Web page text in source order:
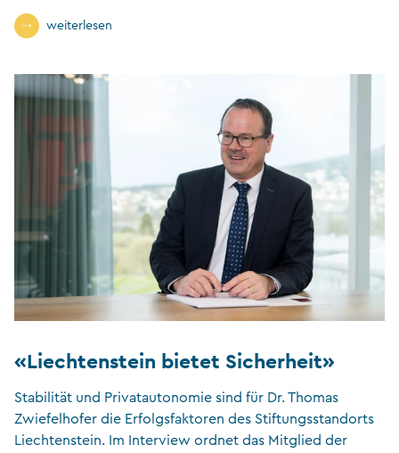
weiterlesen
«Liechtenstein bietet Sicherheit»
Stabilität und Privatautonomie sind für Dr. Thomas
Zwiefelhofer die Erfolgsfaktoren des Stiftungsstandorts
Liechtenstein. Im Interview ordnet das Mitglied der